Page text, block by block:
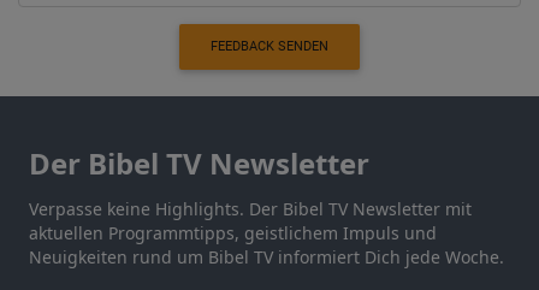
FEEDBACK SENDEN
Der Bibel TV Newsletter
Verpasse keine Highlights. Der Bibel TV Newsletter mit
aktuellen Programmtipps, geistlichem Impuls und
Neuigkeiten rund um Bibel TV informiert Dich jede Woche.